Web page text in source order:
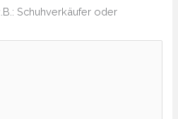
Schuhverkäufer oder